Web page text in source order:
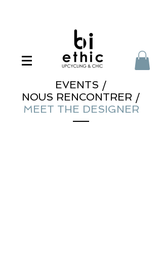
EVENTS /
NOUS RENCONTRER /
MEET THE DESIGNER